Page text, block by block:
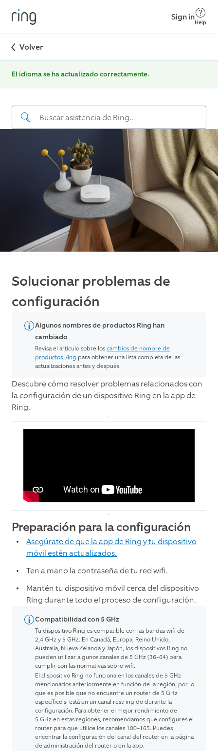
Sign in
Help
Volver
El idioma se ha actualizado correctamente.
Solucionar problemas de
configuración
Algunos nombres de productos Ring han
cambiado
Revisa el artículo sobre loscambios de nombre de
productos Ring para obtener una lista completa de las
actualizaciones antes y después.
Descubre cómo resolver problemas relacionados con
la configuración de un dispositivo Ring en la app de
Ring.
Preparación para la configuración
Asegúrate de que la app de Ring y tu dispositivo
móvil estén actualizados.
Ten a mano la contraseña de tu red wifi.
Mantén tu dispositivo móvil cerca del dispositivo
Ring durante todo el proceso de configuración.
Compatibilidad con 5 GHz
Tu dispositivo Ring es compatible con las bandas wifi de
2,4 GHz y 5 GHz. En Canadá, Europa, Reino Unido,
Australia, Nueva Zelanda y Japón, los dispositivos Ring no
pueden utilizar algunos canales de 5 GHz (36–64) para
cumplir con las normativas sobre wifi.
El dispositivo Ring no funciona en los canales de 5 GHz
mencionados anteriormente en función de la región, por lo
que es posible que no encuentre un router de 5 GHz
específico si está en un canal restringido durante la
configuración. Para obtener el mejor rendimiento de
5 GHz en estas regiones, recomendamos que configures el
router para que utilice los canales 100–165. Puedes
encontrar la configuración del canal del router en la página
de administración del router o en la app.